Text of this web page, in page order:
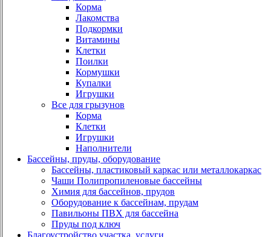
Корма
Лакомства
Подкормки
Витамины
Клетки
Поилки
Кормушки
Купалки
Игрушки
Все для грызунов
Корма
Клетки
Игрушки
Наполнители
Бассейны, пруды, оборудование
Бассейны, пластиковый каркас или металлокаркас
Чаши Полипропиленовые бассейны
Химия для бассейнов, прудов
Оборудование к бассейнам, прудам
Павильоны ПВХ для бассейна
Пруды под ключ
Благоустройство участка, услуги